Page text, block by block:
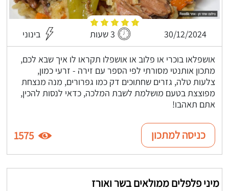
30/12/2024 3 שעות בינוני
אושפלאו בוכרי או פלוב או אושפלו תקראו לו איך שבא לכם,
מתכון אותנטי מסורתי לפי הספר עם זירה - זרעי כמון,
צלעות טלה, גזרים שחתוכים דק כמו גפרורים, מנה מנצחת
מפוצצת בטעם מושלמת לשבת המלכה, כדאי לנסות להכין,
אתם תאהבו!
כניסה למתכון 1575
מיני פלפלים ממולאים בשר ואורז